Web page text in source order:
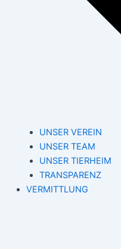
UNSER VEREIN
UNSER TEAM
UNSER TIERHEIM
TRANSPARENZ
VERMITTLUNG